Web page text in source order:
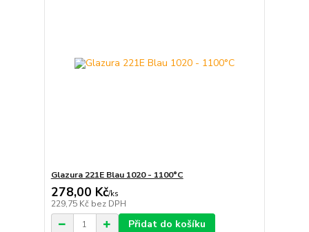
Glazura 221E Blau 1020 - 1100°C
278,00 Kč/ks
229,75 Kč bez DPH
Přidat do košíku